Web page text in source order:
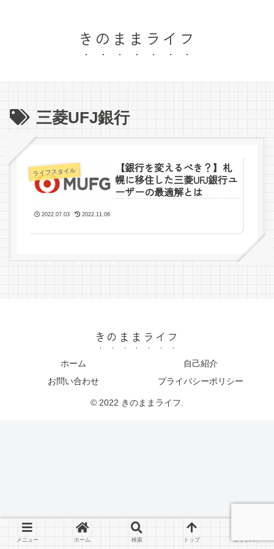
きのままライフ
三菱UFJ銀行
ライフスタイル
【銀行を変えるべき？】札
幌に移住した三菱UFJ銀行ユ
ーザーの最適解とは
2022.07.03 2022.11.06
きのままライフ
ホーム
自己紹介
お問い合わせ
プライバシーポリシー
© 2022 きのままライフ.
メニュー ホーム 検索 トップ サイドバー